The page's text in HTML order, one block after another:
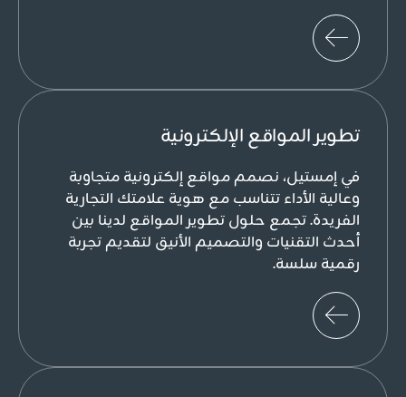
تطوير المواقع الإلكترونية
في إمستيل، نصمم مواقع إلكترونية متجاوبة
وعالية الأداء تتناسب مع هوية علامتك التجارية
الفريدة. تجمع حلول تطوير المواقع لدينا بين
أحدث التقنيات والتصميم الأنيق لتقديم تجربة
رقمية سلسة.